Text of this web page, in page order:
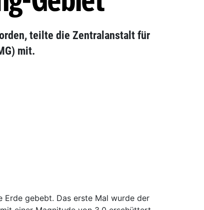
teilte die Zentralanstalt für
mit.
Erde gebebt. Das erste Mal wurde der